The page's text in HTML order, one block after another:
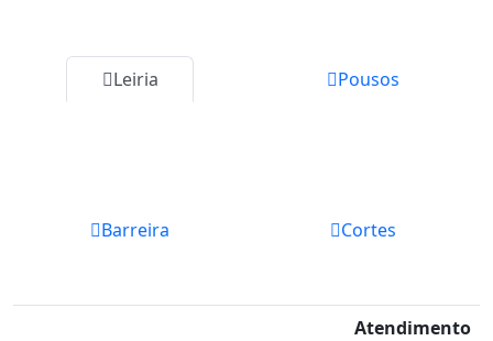
Leiria Pousos
Barreira Cortes
Atendimento